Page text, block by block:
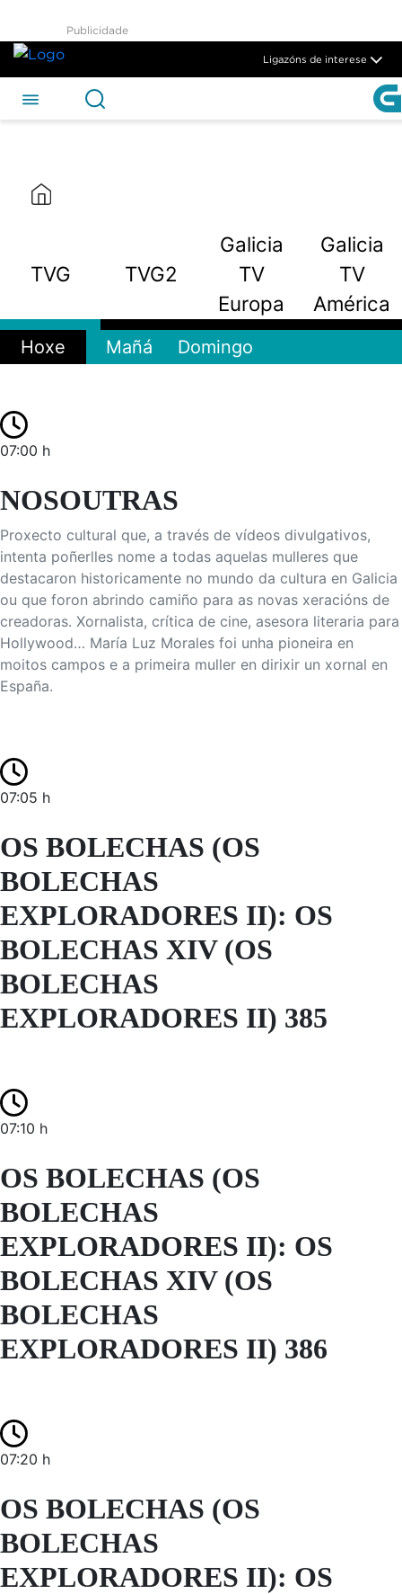
Skip to Main Content
TVG2 - CSAG
Publicidade
Ligazóns de interese
TVG TVG2
Galicia
TV
Europa
Galicia
TV
América
Hoxe Mañá Domingo
07:00 h
NOSOUTRAS
Proxecto cultural que, a través de vídeos divulgativos,
intenta poñerlles nome a todas aquelas mulleres que
destacaron historicamente no mundo da cultura en Galicia
ou que foron abrindo camiño para as novas xeracións de
creadoras. Xornalista, crítica de cine, asesora literaria para
Hollywood… María Luz Morales foi unha pioneira en
moitos campos e a primeira muller en dirixir un xornal en
España.
07:05 h
OS BOLECHAS (OS
BOLECHAS
EXPLORADORES II): OS
BOLECHAS XIV (OS
BOLECHAS
EXPLORADORES II) 385
07:10 h
OS BOLECHAS (OS
BOLECHAS
EXPLORADORES II): OS
BOLECHAS XIV (OS
BOLECHAS
EXPLORADORES II) 386
07:20 h
OS BOLECHAS (OS
BOLECHAS
EXPLORADORES II): OS